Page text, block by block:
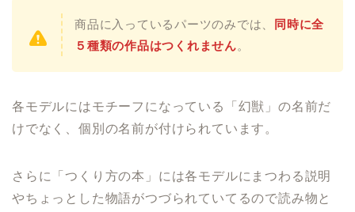
商品に入っているパーツのみでは、
同時に全
５種類の作品はつくれません。
各モデルにはモチーフになっている「幻獣」の名前だ
けでなく、個別の名前が付けられています。
さらに「つくり方の本」には各モデルにまつわる説明
やちょっとした物語がつづられていてるので読み物と